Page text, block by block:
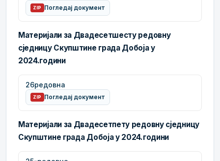
ZIP Погледај документ
Материјали за Двадесетшесту редовну
сједницу Скупштине града Добоја у
2024.години
26редовна
ZIP Погледај документ
Материјали за Двадесетпету редовну сједницу
Скупштине града Добоја у 2024.години